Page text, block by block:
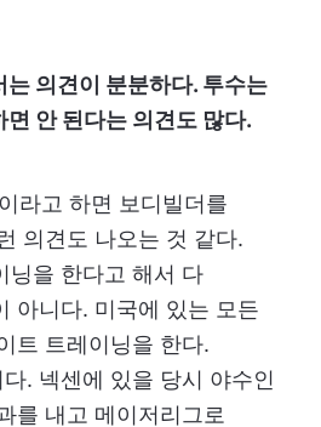
의견이 분분하다. 투수는
안 된다는 의견도 많다.
라고 하면 보디빌더를
의견도 나오는 것 같다.
닝을 한다고 해서 다
아니다. 미국에 있는 모든
트 트레이닝을 한다.
. 넥센에 있을 당시 야수인
를 내고 메이저리그로